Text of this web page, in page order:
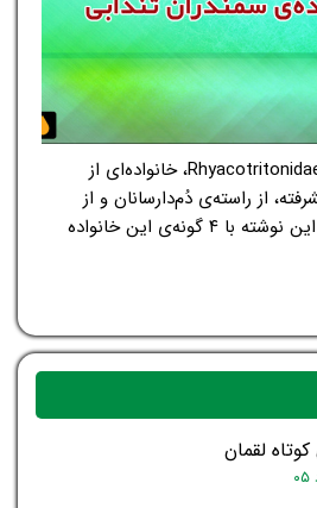
خانواده‌ی سمندران تندابی Rhyacotritonidae، خانواده‌ای از
از راسته‌ی دُم‌دارسانان و از
رده‌ی دوزیستان هستند. در این نوشته با ۴ گونه‌ی این خانواده